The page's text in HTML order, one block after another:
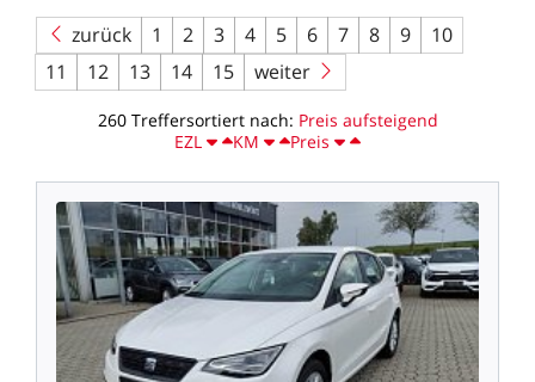
zurück 1 2 3 4 5 6 7 8 9
10
11
12 13 14 15 weiter
260 Treffersortiert nach: Preis aufsteigend
EZL
KM Preis